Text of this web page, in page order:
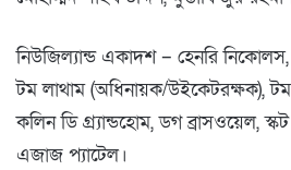
নিউজিল্যান্ড একাদশ – হেনরি নিকোলস,
টম লাথাম (অধিনায়ক/উইকেটরক্ষক), টম
কলিন ডি গ্র্যান্ডহোম, ডগ ব্রাসওয়েল,
এজাজ প্যাটেল।